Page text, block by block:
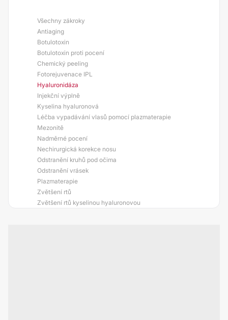
Všechny zákroky
Antiaging
Botulotoxin
Botulotoxin proti pocení
Chemický peeling
Fotorejuvenace IPL
Hyaluronidáza
Injekční výplně
Kyselina hyaluronová
Léčba vypadávání vlasů pomocí plazmaterapie
Mezonitě
Nadměrné pocení
Nechirurgická korekce nosu
Odstranění kruhů pod očima
Odstranění vrásek
Plazmaterapie
Zvětšení rtů
Zvětšení rtů kyselinou hyaluronovou